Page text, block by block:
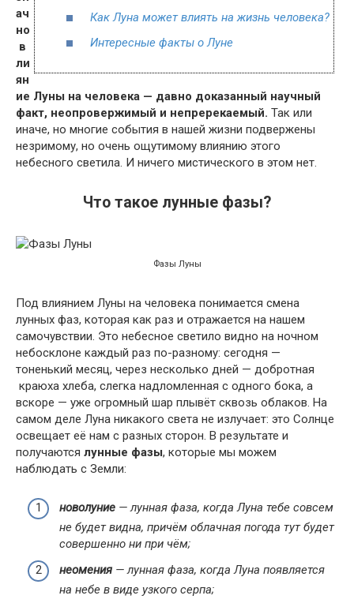
Как Луна может влиять на жизнь человека?
Интересные факты о Луне
ач
но
в
ли
ян
ие Луны на человека — давно доказанный научный
факт, неопровержимый и непререкаемый. Так или
иначе, но многие события в нашей жизни подвержены
незримому, но очень ощутимому влиянию этого
небесного светила. И ничего мистического в этом нет.
Что такое лунные фазы?
Фазы Луны
Под влиянием Луны на человека понимается смена
лунных фаз, которая как раз и отражается на нашем
самочувствии. Это небесное светило видно на ночном
небосклоне каждый раз по-разному: сегодня —
тоненький месяц, через несколько дней — добротная
краюха хлеба, слегка надломленная с одного бока, а
вскоре — уже огромный шар плывёт сквозь облаков. На
самом деле Луна никакого света не излучает: это Солнце
освещает её нам с разных сторон. В результате и
получаются лунные фазы, которые мы можем
наблюдать с Земли:
новолуние — лунная фаза, когда Луна тебе совсем
не будет видна, причём облачная погода тут будет
совершенно ни при чём;
неомения — лунная фаза, когда Луна появляется
на небе в виде узкого серпа;